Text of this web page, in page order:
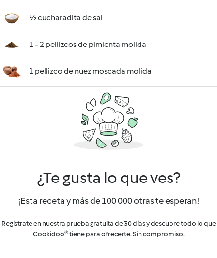
½ cucharadita de sal
1 - 2 pellizcos de pimienta molida
1 pellizco de nuez moscada molida
¿Te gusta lo que ves?
¡Esta receta y más de 100 000 otras te esperan!
Regístrate en nuestra prueba gratuita de 30 días y descubre todo lo que
Cookidoo® tiene para ofrecerte. Sin compromiso.